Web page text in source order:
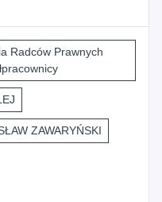
Radców Prawnych
ZAWARYŃSKI